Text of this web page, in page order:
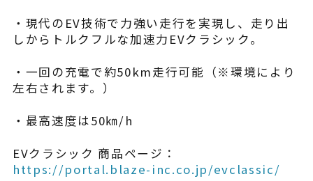
・現代のEV技術で力強い走行を実現し、走り出
しからトルクフルな加速力EVクラシック。
・一回の充電で約50km走行可能（※環境により
左右されます。）
・最高速度は50㎞/h
EVクラシック 商品ページ：
https://portal.blaze-inc.co.jp/evclassic/